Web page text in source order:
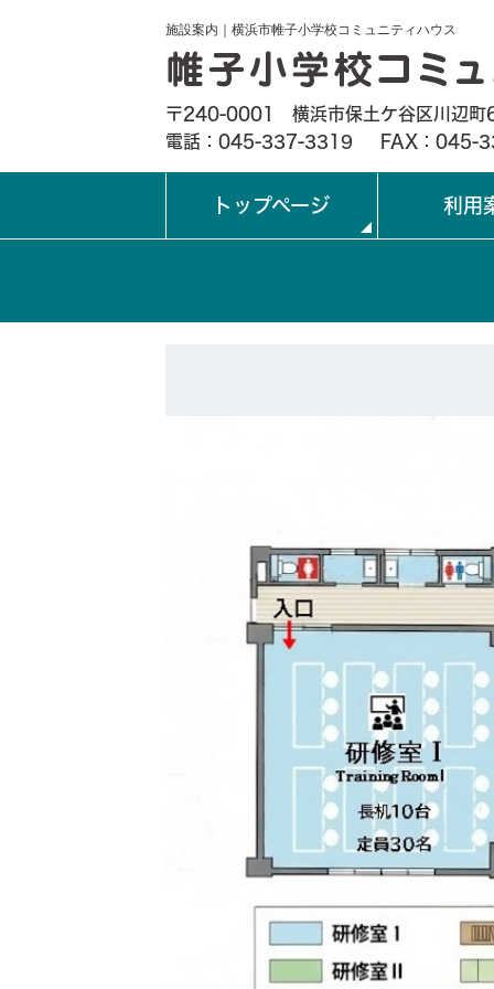
施設案内｜横浜市帷子小学校コミュニティハウス
〒240-0001 横浜市保土ケ谷区川辺町
電話：045-337-3319
FAX：045-
トップページ 利用